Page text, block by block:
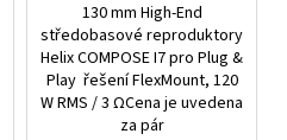
130 mm High-End
středobasové reproduktory
Helix COMPOSE I7 pro Plug &
Play řešení FlexMount, 120
W RMS / 3 ΩCena je uvedena
za pár